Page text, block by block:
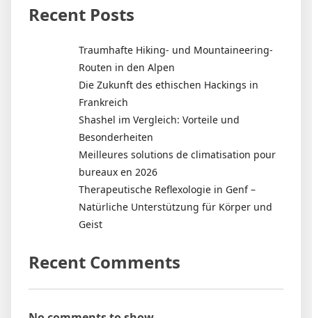
Recent Posts
Traumhafte Hiking- und Mountaineering-
Routen in den Alpen
Die Zukunft des ethischen Hackings in
Frankreich
Shashel im Vergleich: Vorteile und
Besonderheiten
Meilleures solutions de climatisation pour
bureaux en 2026
Therapeutische Reflexologie in Genf –
Natürliche Unterstützung für Körper und
Geist
Recent Comments